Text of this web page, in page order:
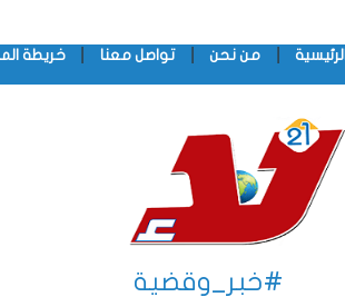
الرئيسية من نحن تواصل معنا خريطة
#خبر_وقضية